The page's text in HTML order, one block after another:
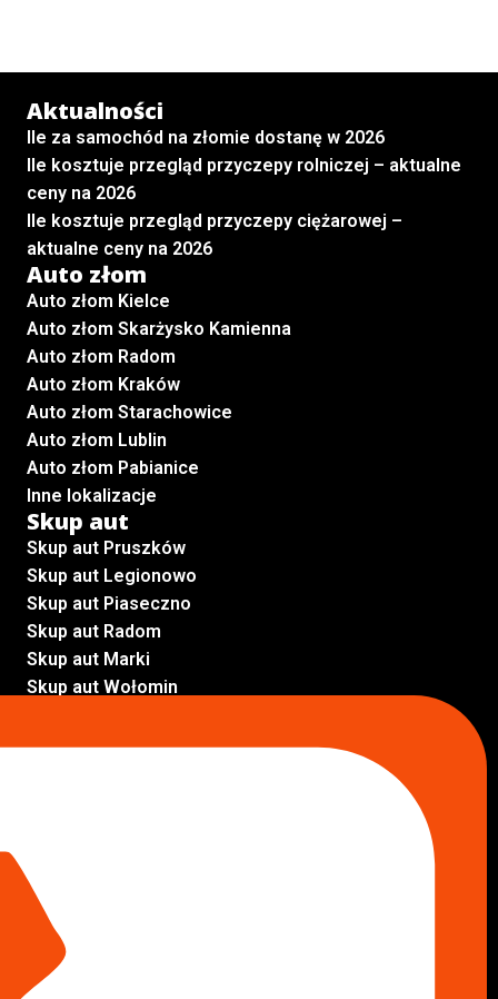
Aktualności
Ile za samochód na złomie dostanę w 2026
Ile kosztuje przegląd przyczepy rolniczej – aktualne
ceny na 2026
Ile kosztuje przegląd przyczepy ciężarowej –
aktualne ceny na 2026
Auto złom
Auto złom Kielce
Auto złom Skarżysko Kamienna
Auto złom Radom
Auto złom Kraków
Auto złom Starachowice
Auto złom Lublin
Auto złom Pabianice
Inne lokalizacje
Skup aut
Skup aut Pruszków
Skup aut Legionowo
Skup aut Piaseczno
Skup aut Radom
Skup aut Marki
Skup aut Wołomin
Skup aut Warszawa Wola
Komis samochodowy Kraków
Komis samochodowy Radom
Komis samochodowy Płock
Komis samochodowy Opole
Komis samochodowy Lublin